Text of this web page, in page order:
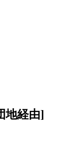
地経由]